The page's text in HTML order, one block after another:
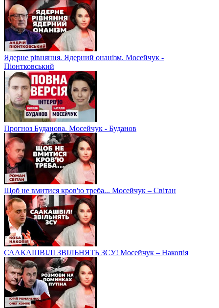
Ядерне рівняння. Ядерний онанізм. Мосейчук -
Піонтковський
Прогноз Буданова. Мосейчук - Буданов
Щоб не вмитися кров'ю треба... Мосейчук – Світан
СААКАШВІЛІ ЗВІЛЬНЯТЬ ЗСУ! Мосейчук – Накопія